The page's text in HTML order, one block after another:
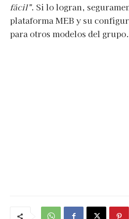
fácil”. Si lo logran,
plataforma MEB y su
para otros modelos del grupo.